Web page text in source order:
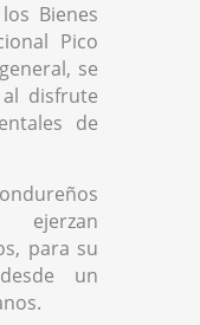
Bienes
Pico
se
disfrute
de
ejerzan
para su
un